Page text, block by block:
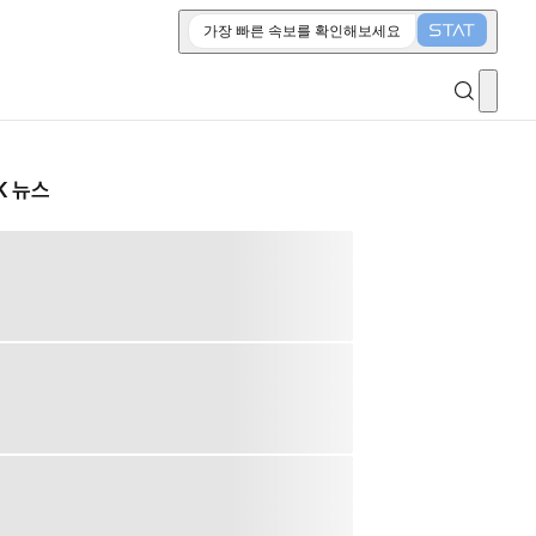
가장 빠른 속보를 확인해보세요
뉴스